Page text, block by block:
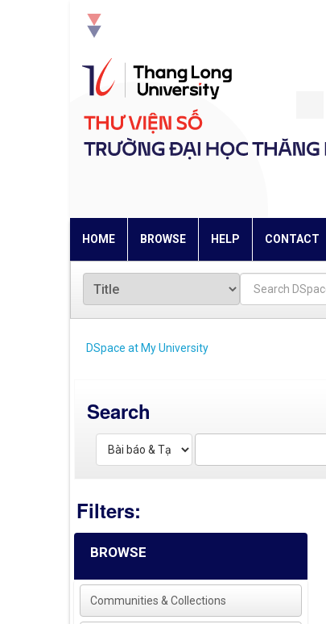
HOME BROWSE HELP CONTACT
DSpace at My University
Search
Filters:
BROWSE
Communities & Collections